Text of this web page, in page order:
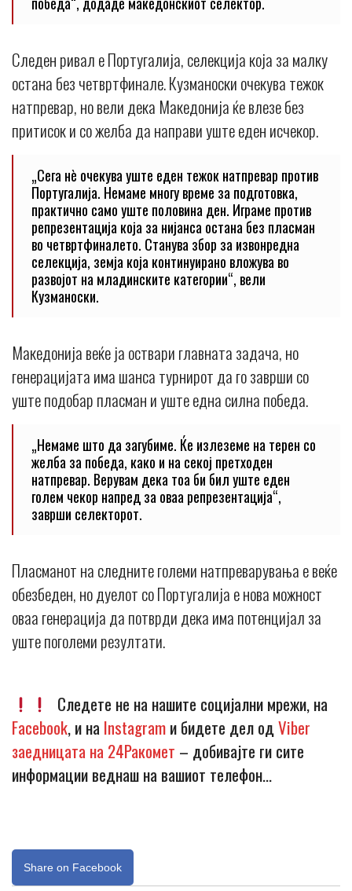
Следен ривал е Португалија, селекција која за малку
остана без четвртфинале. Кузманоски очекува тежок
натпревар, но вели дека Македонија ќе влезе без
притисок и со желба да направи уште еден исчекор.
„Сега нè очекува уште еден тежок натпревар против
Португалија. Немаме многу време за подготовка,
практично само уште половина ден. Играме против
репрезентација која за нијанса остана без пласман
во четвртфиналето. Станува збор за извонредна
селекција, земја која континуирано вложува во
развојот на младинските категории“, вели
Кузманоски.
Македонија веќе ја оствари главната задача, но
генерацијата има шанса турнирот да го заврши со
уште подобар пласман и уште една силна победа.
„Немаме што да загубиме. Ќе излеземе на терен со
желба за победа, како и на секој претходен
натпревар. Верувам дека тоа би бил уште еден
голем чекор напред за оваа репрезентација“,
заврши селекторот.
Пласманот на следните големи натпреварувања е веќе
обезбеден, но дуелот со Португалија е нова можност
оваа генерација да потврди дека има потенцијал за
уште поголеми резултати.
Следете не на нашите социјални мрежи, на
Facebook, и на Instagramи бидете дел одViber
заедницата на 24Ракомет – добивајте ги сите
информации веднаш на вашиот телефон…
Share on Facebook